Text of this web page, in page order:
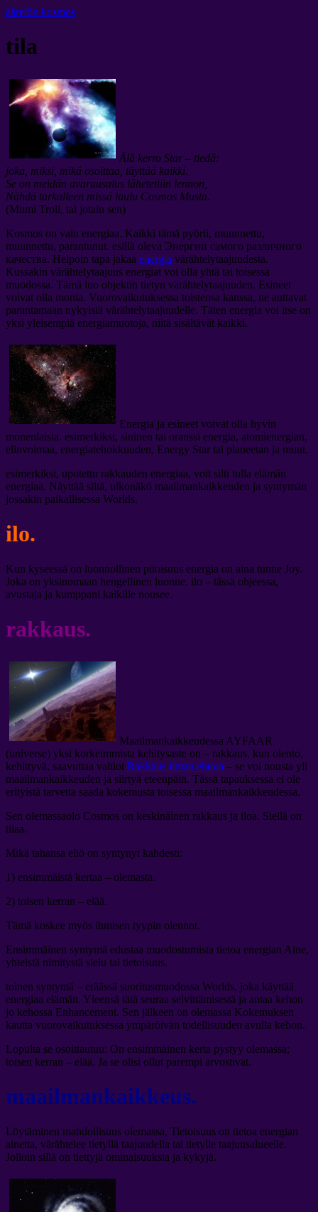
ääretön kosmos
tila
Älä kerro Star – tiedä:
joka, miksi, mikä osoittaa, täyttää kaikki.
Se on meidän avaruusalus lähetettiin lennon,
Nähdä tarkalleen missä laulu Cosmos Musta.
(Mumi Troll, tai jotain sen)
Kosmos on vain energiaa. Kaikki tämä pyörii, muunnettu,
muunnettu, parantunut. esillä oleva Энергии самого различного
качества. Helpoin tapa jakaa energia värähtelytaajuudesta.
Kussakin värähtelytaajuus energiat voi olla yhtä tai toisessa
muodossa. Tämä luo objektin tietyn värähtelytaajuuden. Esineet
voivat olla monia. Vuorovaikutuksessa toistensa kanssa, ne auttavat
parantamaan nykyisiä värähtelytaajuudelle. Täten energia voi itse on
yksi yleisempiä energiamuotoja, niitä sisältävät kaikki.
Energia ja esineet voivat olla hyvin
monenlaisia. esimerkiksi, sininen tai oranssi energia, atomienergian,
elinvoimaa, energiatehokkuuden, Energy Star tai planeetan ja muut.
esimerkiksi, upotettu rakkauden energiaa, voit silti tulla elämän
energiaa. Näyttää siltä, ​​ulkonäkö maailmankaikkeuden ja syntymän
jossakin paikallisessa Worlds.
ilo.
Kun kyseessä on luonnollinen pitoisuus energia on aina tunne Joy.
Joka on yksinomaan hengellinen luonne. ilo – tässä ohjeessa,
avustaja ja kumppani kaikille nousee.
rakkaus.
Maailmankaikkeudessa AYFAAR
(universe) yksi korkeimmista kehitysaste on – rakkaus. kun olento,
kehittyvä, saavuttaa valtiot Rakkaus ilman ehtoja – se voi nousta yli
maailmankaikkeuden ja siirtyä eteenpäin. Tässä tapauksessa ei ole
erityistä tarvetta saada kokemusta toisessa maailmankaikkeudessa.
Sen olemassaolo Cosmos on keskinäinen rakkaus ja iloa. Siellä on
tilaa.
Mikä tahansa eliö on syntynyt kahdesti:
1) ensimmäistä kertaa – olemasta.
2) toisen kerran – elää.
Tämä koskee myös ihmisen tyypin olennot.
Ensimmäinen syntymä edustaa muodostumista tietoa energian Aine,
yhteistä nimitystä sielu tai tietoisuus.
toinen syntymä – eräässä suoritusmuodossa Worlds, joka käyttää
energiaa elämän. Yleensä tätä seuraa selvittämisestä ja antaa kehon
jo kehossa Enhancement. Sen jälkeen on olemassa Kokemuksen
kautta vuorovaikutuksessa ympäröivän todellisuuden avulla kehon.
Lopulta se osoittautuu: On ensimmäinen kerta pystyy olemassa;
toisen kerran – elää. Ja se olisi ollut parempi arvostivat.
maailmankaikkeus.
Löytäminen mahdollisuus olemassa, Tietoisuus on tietoa energian
ainetta, värähtelee tietyllä taajuudella tai tietylle taajuusalueelle.
Jolloin sillä on tiettyjä ominaisuuksia ja kykyjä.